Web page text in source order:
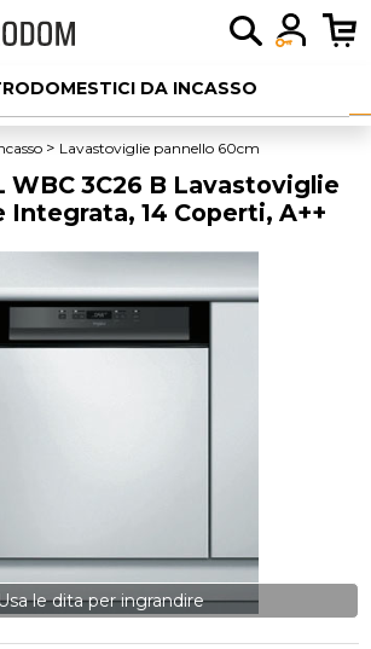
DA INCASSO
LIBERA INSTALLAZIONE
ELETTRODOMESTICI
SERVIZI AGGIUNTIVI
OUTLET
Lavastoviglie pannello 60cm
WBC 3C26 B Lavastoviglie
Integrata, 14 Coperti, A++
le dita per ingrandire